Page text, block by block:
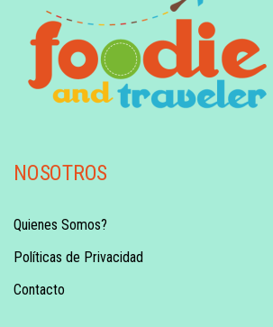
NOSOTROS
Quienes Somos?
Políticas de Privacidad
Contacto